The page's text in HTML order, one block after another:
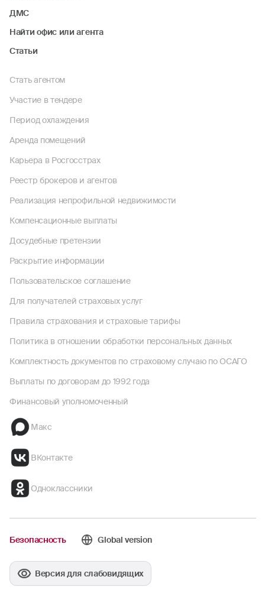
ДМС
Найти офис или агента
Статьи
Стать агентом
Участие в тендере
Период охлаждения
Аренда помещений
Карьера в Росгосстрах
Реестр брокеров и агентов
Реализация непрофильной недвижимости
Компенсационные выплаты
Досудебные претензии
Раскрытие информации
Пользовательское соглашение
Для получателей страховых услуг
Правила страхования и страховые тарифы
Политика в отношении обработки персональных данных
Комплектность документов по страховому случаю по ОСАГО
Выплаты по договорам до 1992 года
Финансовый уполномоченный
Макс
ВКонтакте
Одноклассники
Безопасность Global version
Версия для слабовидящих